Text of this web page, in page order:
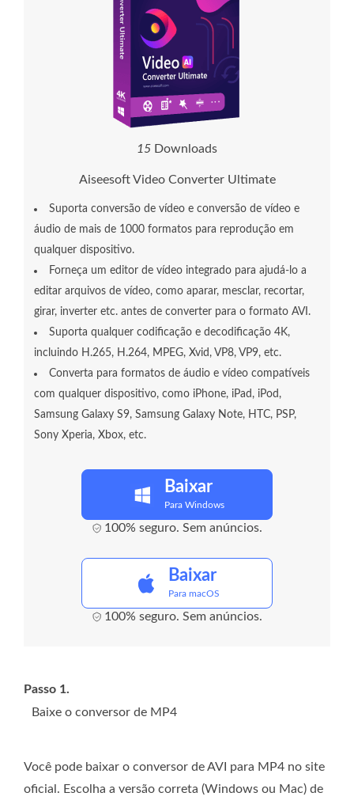
15 Downloads
Aiseesoft Video Converter Ultimate
Suporta conversão de vídeo e conversão de vídeo e
áudio de mais de 1000 formatos para reprodução em
qualquer dispositivo.
Forneça um editor de vídeo integrado para ajudá-lo a
editar arquivos de vídeo, como aparar, mesclar, recortar,
girar, inverter etc. antes de converter para o formato AVI.
Suporta qualquer codificação e decodificação 4K,
incluindo H.265, H.264, MPEG, Xvid, VP8, VP9, ​​etc.
Converta para formatos de áudio e vídeo compatíveis
com qualquer dispositivo, como iPhone, iPad, iPod,
Samsung Galaxy S9, Samsung Galaxy Note, HTC, PSP,
Sony Xperia, Xbox, etc.
Baixar
Para Windows
100% seguro. Sem anúncios.
Baixar
Para macOS
100% seguro. Sem anúncios.
Passo 1.
Baixe o conversor de MP4
Você pode baixar o conversor de AVI para MP4 no site
oficial. Escolha a versão correta (Windows ou Mac) de